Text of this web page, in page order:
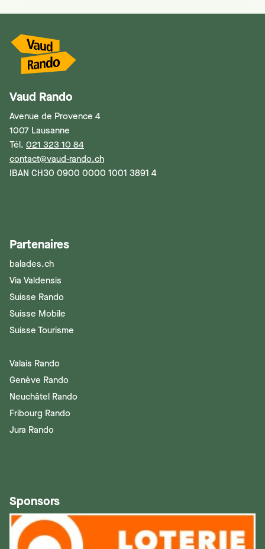
Vaud Rando
Avenue de Provence 4
1007 Lausanne
Tél. 021 323 10 84
contact@vaud-rando.ch
IBAN CH30 0900 0000 1001 3891 4
Partenaires
balades.ch
Via Valdensis
Suisse Rando
Suisse Mobile
Suisse Tourisme
Valais Rando
Genève Rando
Neuchâtel Rando
Fribourg Rando
Jura Rando
Sponsors